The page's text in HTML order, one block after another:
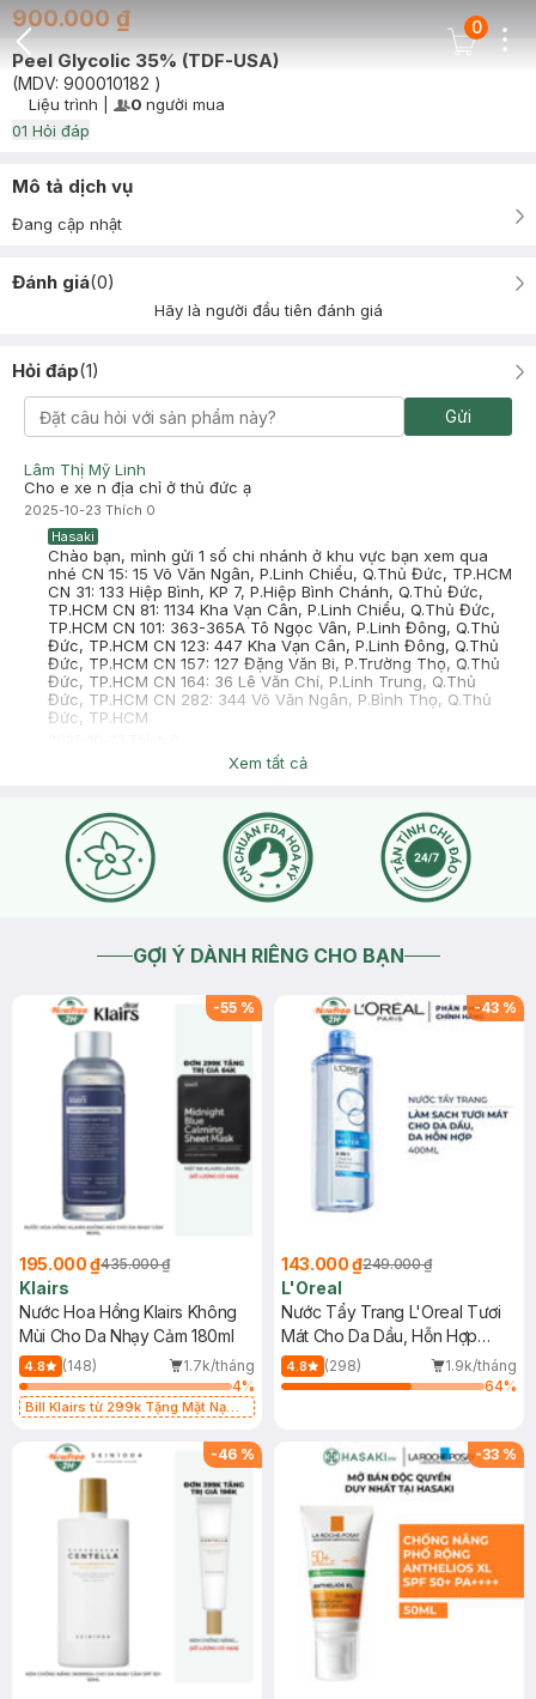
Back Icon
Cart Icon
0
900.000 ₫
Peel Glycolic 35% (TDF-USA)
(MDV: 900010182 )
Timer Gray Icon
Liệu trình User Product Icon
0 người mua
01 Hỏi đáp
Mô tả dịch vụ
Đang cập nhật
Đánh giá(0)
Hãy là người đầu tiên đánh giá
Hỏi đáp(1)
Gửi
Lâm Thị Mỹ Linh
Cho e xe n địa chỉ ở thủ đức ạ
2025-10-23 Thích 0
Hasaki
Chào bạn, mình gửi 1 số chi nhánh ở khu vực bạn xem qua
nhé CN 15: 15 Võ Văn Ngân, P.Linh Chiểu, Q.Thủ Đức, TP.HCM
CN 31: 133 Hiệp Bình, KP 7, P.Hiệp Bình Chánh, Q.Thủ Đức,
TP.HCM CN 81: 1134 Kha Vạn Cân, P.Linh Chiểu, Q.Thủ Đức,
TP.HCM CN 101: 363-365A Tô Ngọc Vân, P.Linh Đông, Q.Thủ
Đức, TP.HCM CN 123: 447 Kha Vạn Cân, P.Linh Đông, Q.Thủ
Đức, TP.HCM CN 157: 127 Đặng Văn Bi, P.Trường Thọ, Q.Thủ
Đức, TP.HCM CN 164: 36 Lê Văn Chí, P.Linh Trung, Q.Thủ
Đức, TP.HCM CN 282: 344 Võ Văn Ngân, P.Bình Thọ, Q.Thủ
Đức, TP.HCM
Xem tất cả
GỢI Ý DÀNH RIÊNG CHO BẠN
-55 %
195.000 ₫435.000 ₫
Klairs
Nước Hoa Hồng Klairs Không
Mùi Cho Da Nhạy Cảm 180ml
4.8 (148)
1.7k/tháng
4%
Bill Klairs từ 299k Tặng Mặt Nạ
25ml (SL Có Hạn)
-43 %
143.000 ₫249.000 ₫
L'Oreal
Nước Tẩy Trang L'Oreal Tươi
Mát Cho Da Dầu, Hỗn Hợp
400ml
4.8 (298)
1.9k/tháng
64%
-46 % -33 %